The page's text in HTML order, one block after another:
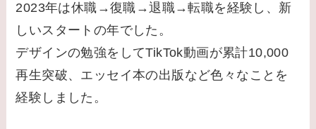
2023年は休職→復職→退職→転職を経験し、新
しいスタートの年でした。
デザインの勉強をしてTikTok動画が累計10,000
再生突破、エッセイ本の出版など色々なことを
経験しました。